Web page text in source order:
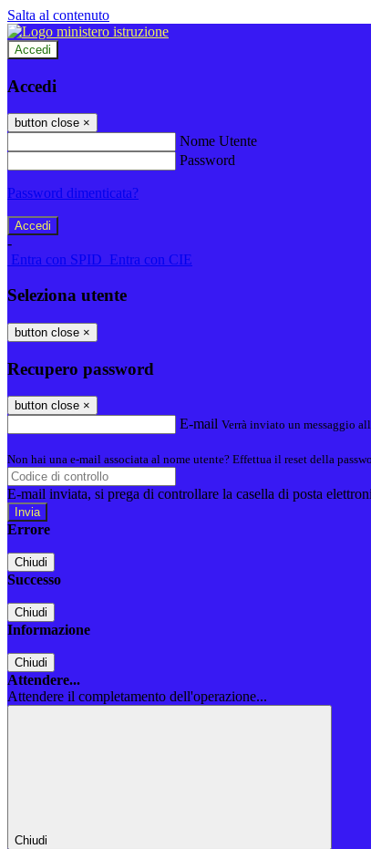
Salta al contenuto
Accedi
Accedi
button close ×
Nome Utente
Password
Password dimenticata?
-
Entra con SPID Entra con CIE
Seleziona utente
button close ×
Recupero password
button close ×
E-mail Verrà inviato un messaggio
Non hai una e-mail associata al nome utente? Effettua il reset della
E-mail inviata, si prega di controllare la casella di posta
Errore
Chiudi
Successo
Chiudi
Informazione
Chiudi
Attendere...
Attendere il completamento dell'operazione...
Chiudi